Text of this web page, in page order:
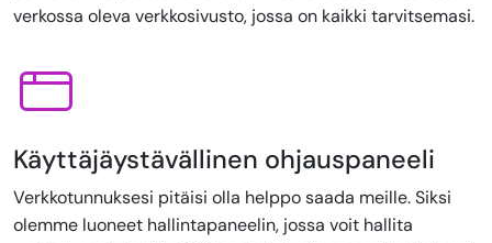
verkossa oleva verkkosivusto, jossa on kaikki tarvitsemasi.
Käyttäjäystävällinen ohjauspaneeli
Verkkotunnuksesi pitäisi olla helppo saada meille. Siksi
olemme luoneet hallintapaneelin, jossa voit hallita